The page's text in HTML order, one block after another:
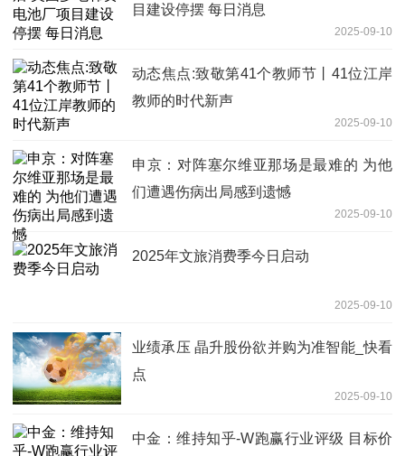
目建设停摆 每日消息
2025-09-10
动态焦点:致敬第41个教师节丨41位江岸
教师的时代新声
2025-09-10
申京：对阵塞尔维亚那场是最难的 为他
们遭遇伤病出局感到遗憾
2025-09-10
2025年文旅消费季今日启动
2025-09-10
业绩承压 晶升股份欲并购为准智能_快看
点
2025-09-10
中金：维持知乎-W跑赢行业评级 目标价